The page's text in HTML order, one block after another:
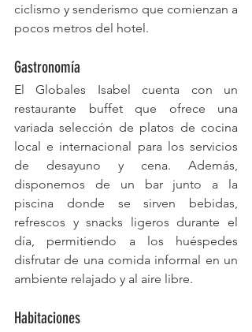
ciclismo y senderismo que comienzan a
pocos metros del hotel.
Gastronomía
El Globales Isabel cuenta con un
restaurante buffet que ofrece una
variada selección de platos de cocina
local e internacional para los servicios
de desayuno y cena. Además,
disponemos de un bar junto a la
piscina donde se sirven bebidas,
refrescos y snacks ligeros durante el
día, permitiendo a los huéspedes
disfrutar de una comida informal en un
ambiente relajado y al aire libre.
Habitaciones